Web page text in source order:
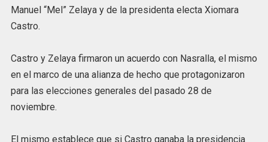
Manuel “Mel” Zelaya y de la presidenta electa Xiomara
Castro.
Castro y Zelaya firmaron un acuerdo con Nasralla, el mismo
en el marco de una alianza de hecho que protagonizaron
para las elecciones generales del pasado 28 de
noviembre.
El mismo establece que si Castro ganaba la presidencia